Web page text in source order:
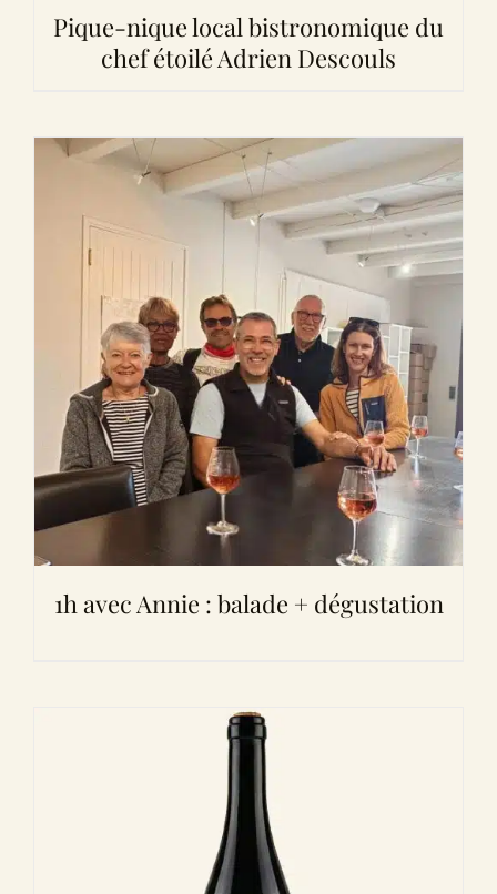
Pique-nique local bistronomique du
chef étoilé Adrien Descouls
1h avec Annie : balade + dégustation